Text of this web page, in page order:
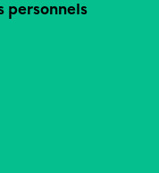
personnels